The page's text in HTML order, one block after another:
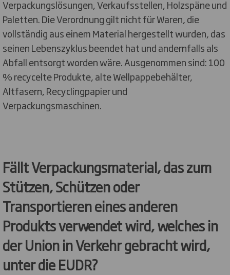
Verpackungslösungen, Verkaufsstellen, Holzspäne und
Paletten. Die Verordnung gilt nicht für Waren, die
vollständig aus einem Material hergestellt wurden, das
seinen Lebenszyklus beendet hat und andernfalls als
Abfall entsorgt worden wäre. Ausgenommen sind: 100
% recycelte Produkte, alte Wellpappebehälter,
Altfasern, Recyclingpapier und
Verpackungsmaschinen.
Fällt Verpackungsmaterial, das zum
Stützen, Schützen oder
Transportieren eines anderen
Produkts verwendet wird, welches in
der Union in Verkehr gebracht wird,
unter die EUDR?